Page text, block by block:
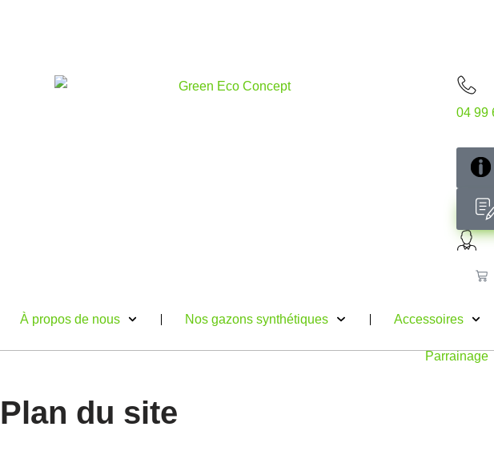
contenu
04 99
À propos de nous Nos gazons synthétiques Accessoires
Parrainage
Plan du site